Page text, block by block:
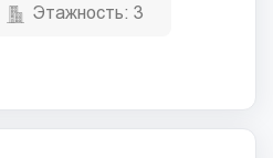
Этажность: 3